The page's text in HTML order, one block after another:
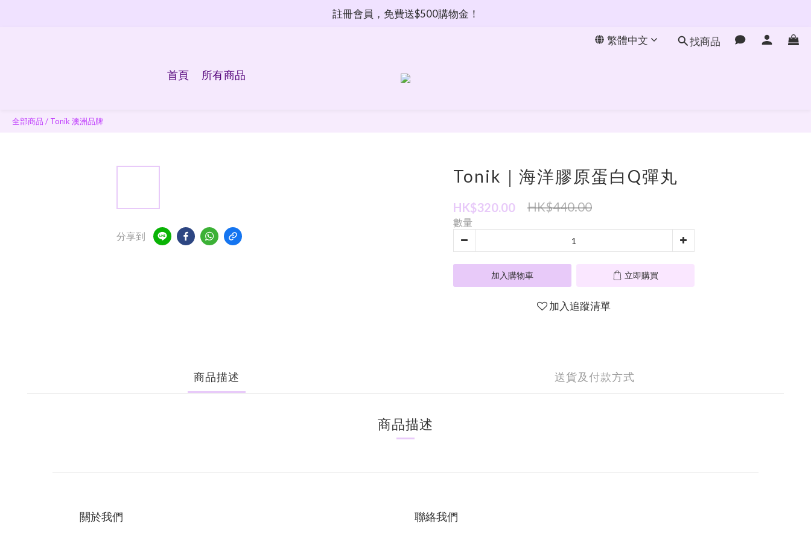
註冊會員，免費送$500購物金！
繁體中文 找商品
首頁 所有商品
全部商品 / Tonik 澳洲品牌
分享到
Tonik｜海洋膠原蛋白Q彈丸
HK$320.00 HK$440.00
數量
加入購物車 立即購買
加入追蹤清單
商品描述 送貨及付款方式
商品描述
關於我們 聯絡我們